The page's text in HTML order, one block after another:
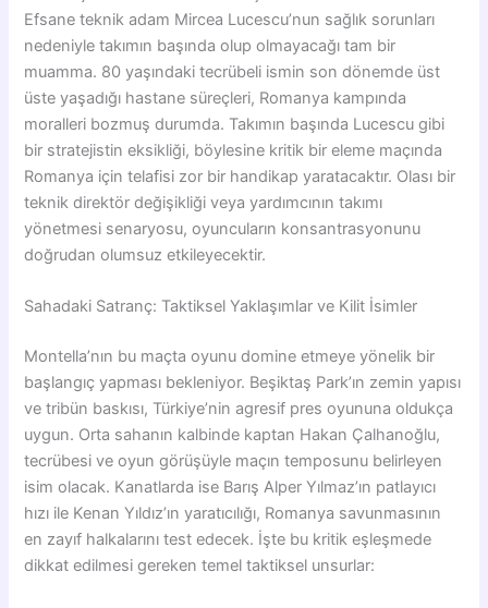
Efsane teknik adam Mircea Lucescu’nun sağlık sorunları
nedeniyle takımın başında olup olmayacağı tam bir
muamma. 80 yaşındaki tecrübeli ismin son dönemde üst
üste yaşadığı hastane süreçleri, Romanya kampında
moralleri bozmuş durumda. Takımın başında Lucescu gibi
bir stratejistin eksikliği, böylesine kritik bir eleme maçında
Romanya için telafisi zor bir handikap yaratacaktır. Olası bir
teknik direktör değişikliği veya yardımcının takımı
yönetmesi senaryosu, oyuncuların konsantrasyonunu
doğrudan olumsuz etkileyecektir.
Sahadaki Satranç: Taktiksel Yaklaşımlar ve Kilit İsimler
Montella’nın bu maçta oyunu domine etmeye yönelik bir
başlangıç yapması bekleniyor. Beşiktaş Park’ın zemin yapısı
ve tribün baskısı, Türkiye’nin agresif pres oyununa oldukça
uygun. Orta sahanın kalbinde kaptan Hakan Çalhanoğlu,
tecrübesi ve oyun görüşüyle maçın temposunu belirleyen
isim olacak. Kanatlarda ise Barış Alper Yılmaz’ın patlayıcı
hızı ile Kenan Yıldız’ın yaratıcılığı, Romanya savunmasının
en zayıf halkalarını test edecek. İşte bu kritik eşleşmede
dikkat edilmesi gereken temel taktiksel unsurlar: